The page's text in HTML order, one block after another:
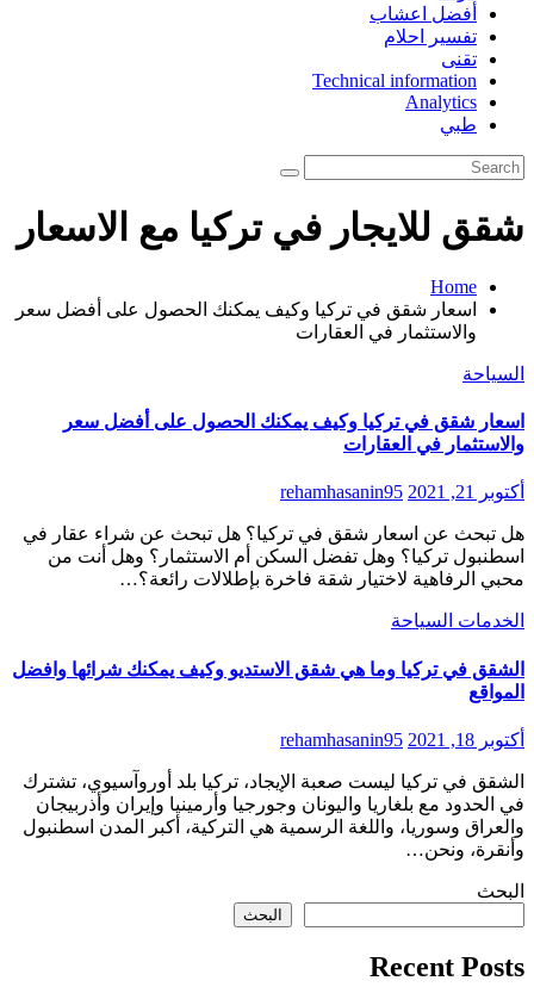
أفضل اعشاب
تفسير احلام
تقنى
Technical information
Analytics
طبي
شقق للايجار في تركيا مع الاسعار
Home
اسعار شقق في تركيا وكيف يمكنك الحصول على أفضل سعر
والاستثمار في العقارات
السياحة
اسعار شقق في تركيا وكيف يمكنك الحصول على أفضل سعر
والاستثمار في العقارات
أكتوبر 21, 2021 rehamhasanin95
هل تبحث عن اسعار شقق في تركيا؟ هل تبحث عن شراء عقار في
اسطنبول تركيا؟ وهل تفضل السكن أم الاستثمار؟ وهل أنت من
محبي الرفاهية لاختيار شقة فاخرة بإطلالات رائعة؟…
الخدمات السياحة
الشقق في تركيا وما هي شقق الاستديو وكيف يمكنك شرائها وافضل
المواقع
أكتوبر 18, 2021 rehamhasanin95
الشقق في تركيا ليست صعبة الإيجاد، تركيا بلد أوروآسيوي، تشترك
في الحدود مع بلغاريا واليونان وجورجيا وأرمينيا وإيران وأذربيجان
والعراق وسوريا، واللغة الرسمية هي التركية، أكبر المدن اسطنبول
وأنقرة، ونحن…
البحث
البحث
Recent Posts